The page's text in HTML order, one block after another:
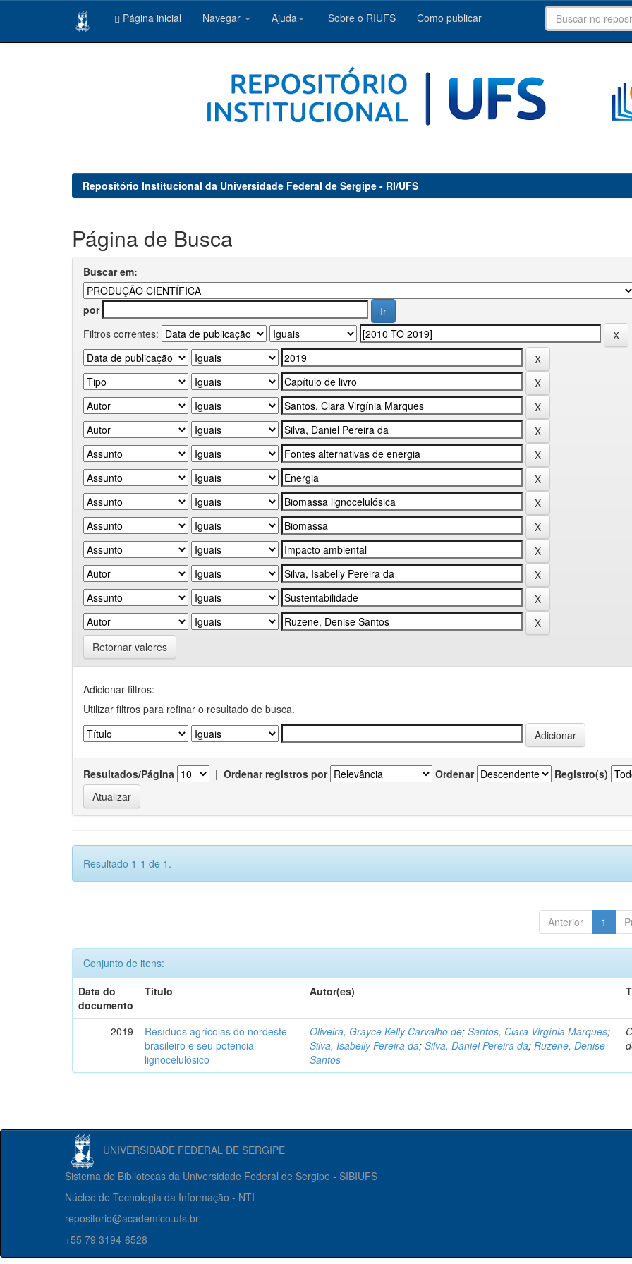
Página inicial Navegar Ajuda Sobre o RIUFS Como publicar
Repositório Institucional da Universidade Federal de Sergipe - RI/UFS
Página de Busca
Buscar em:
por
Filtros correntes:
Retornar valores
Adicionar filtros:
Utilizar filtros para refinar o resultado de busca.
Resultados/Página | Ordenar registros por Ordenar Registro(s)
Resultado 1-1 de 1.
Anterior 1
Conjunto de itens:
Data do
documento
Título Autor(es)
2019
Resíduos agrícolas do nordeste
brasileiro e seu potencial
lignocelulósico
Oliveira, Grayce Kelly Carvalho de;Santos, Clara Virgínia Marques;
Silva, Isabelly Pereira da;Silva, Daniel Pereira da;Ruzene, Denise
Santos
UNIVERSIDADE FEDERAL DE SERGIPE
Sistema de Bibliotecas da Universidade Federal de Sergipe - SIBIUFS
Núcleo de Tecnologia da Informação - NTI
repositorio@academico.ufs.br
+55 79 3194-6528